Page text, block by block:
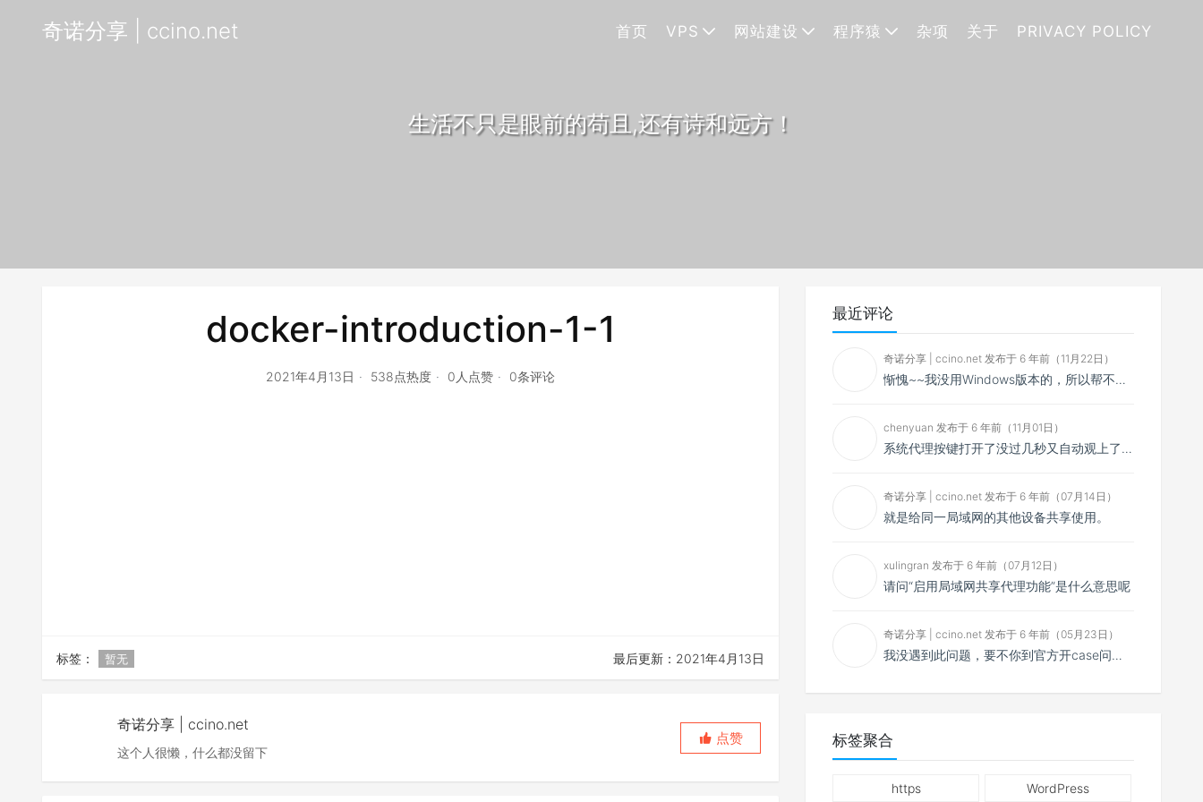
奇诺分享 | ccino.net 首页 VPS 网站建设 程序猿 杂项 关于 PRIVACY POLICY
生活不只是眼前的苟且,还有诗和远方！
docker-introduction-1-1
2021年4月13日 538点热度 0人点赞 0条评论
标签： 暂无 最后更新：2021年4月13日
奇诺分享 | ccino.net
这个人很懒，什么都没留下
点赞
最近评论
奇诺分享 | ccino.net 发布于 6 年前（11月22日）
惭愧~~我没用Windows版本的，所以帮不了你~~
chenyuan 发布于 6 年前（11月01日）
系统代理按键打开了没过几秒又自动观上了，导致一直打开不了，是什么问题呢？感谢大佬，请帮帮忙！谢谢！
奇诺分享 | ccino.net 发布于 6 年前（07月14日）
就是给同一局域网的其他设备共享使用。
xulingran 发布于 6 年前（07月12日）
请问“启用局域网共享代理功能”是什么意思呢
奇诺分享 | ccino.net 发布于 6 年前（05月23日）
我没遇到此问题，要不你到官方开case问问看？
标签聚合
https WordPress